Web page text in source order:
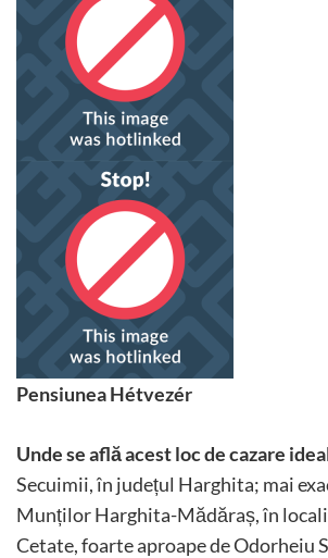
Pensiunea Hétvezér
Unde se află acest loc de cazare
Secuimii, în județul Harghita; mai
Munților Harghita-Mădăraș, în
Cetate, foarte aproape de Odorheiu